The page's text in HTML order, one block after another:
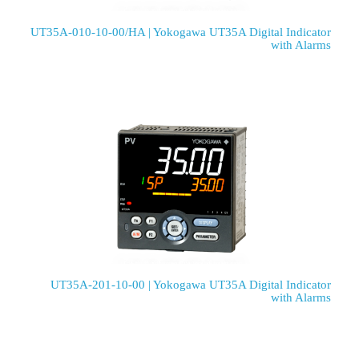
UT35A-010-10-00/HA | Yokogawa UT35A Digital Indicator
with Alarms
UT35A-201-10-00 | Yokogawa UT35A Digital Indicator
with Alarms